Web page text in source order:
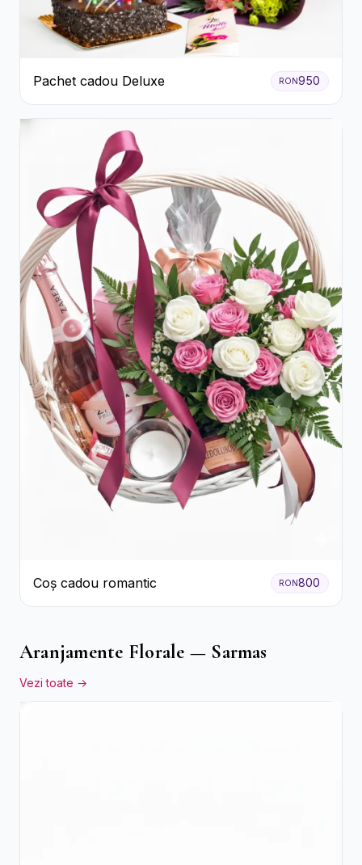
Pachet cadou Deluxe RON950
Coș cadou romantic RON800
Aranjamente Florale — Sarmas
Vezi toate →